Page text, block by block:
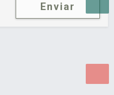
Enviar